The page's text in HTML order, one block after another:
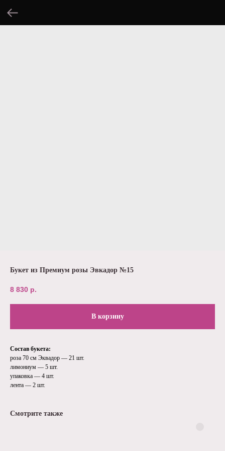
Букет из Премиум розы Эвкадор №15
8 830 р.
В корзину
Состав букета:
роза 70 см Эквадор — 21 шт.
лимониум — 5 шт.
упаковка — 4 шт.
лента — 2 шт.
Смотрите также